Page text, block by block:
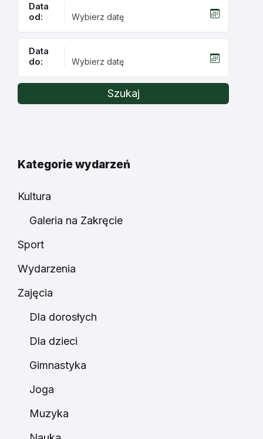
Data
od:
Data
do:
Szukaj
Kategorie wydarzeń
Kultura
Galeria na Zakręcie
Sport
Wydarzenia
Zajęcia
Dla dorosłych
Dla dzieci
Gimnastyka
Joga
Muzyka